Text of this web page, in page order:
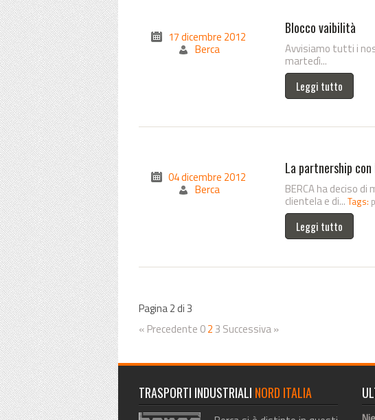
17 dicembre 2012
Berca
Blocco vaibilità
Avvisiamo tutti i
martedì...
Leggi tutto
04 dicembre 2012
Berca
La partnership
BERCA ha deciso
clientela e di... Tags:
Leggi tutto
Pagina 2 di 3
« Precedente 023 Successiva »
TRASPORTI INDUSTRIALI NORD ITALIA